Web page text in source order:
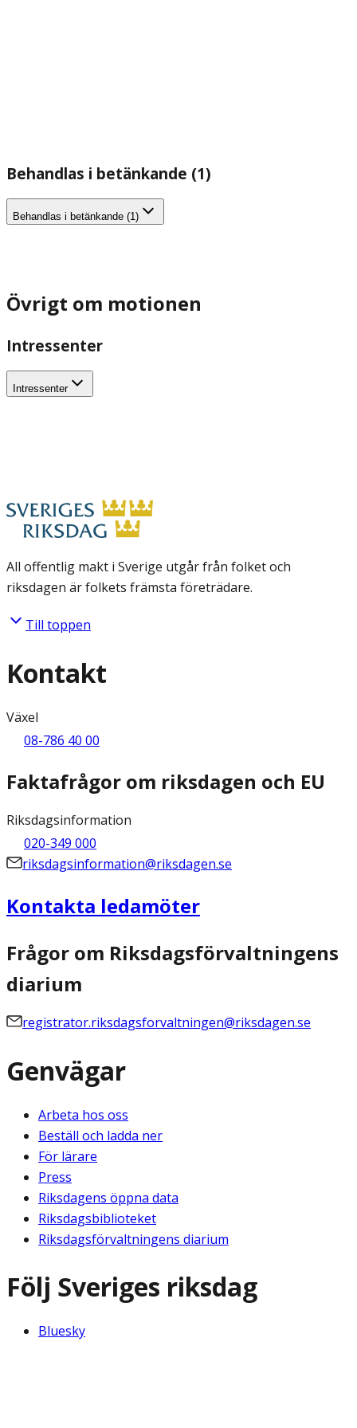
Behandlas i betänkande (1)
Behandlas i betänkande (1)
Övrigt om motionen
Intressenter
Intressenter
All offentlig makt i Sverige utgår från folket och
riksdagen är folkets främsta företrädare.
Till toppen
Kontakt
Växel
08-786 40 00
Faktafrågor om riksdagen och EU
Riksdagsinformation
020-349 000
riksdagsinformation@riksdagen.se
Kontakta ledamöter
Frågor om Riksdagsförvaltningens
diarium
registrator.riksdagsforvaltningen@riksdagen.se
Genvägar
Arbeta hos oss
Beställ och ladda ner
För lärare
Press
Riksdagens öppna data
Riksdagsbiblioteket
Riksdagsförvaltningens diarium
Följ Sveriges riksdag
Bluesky